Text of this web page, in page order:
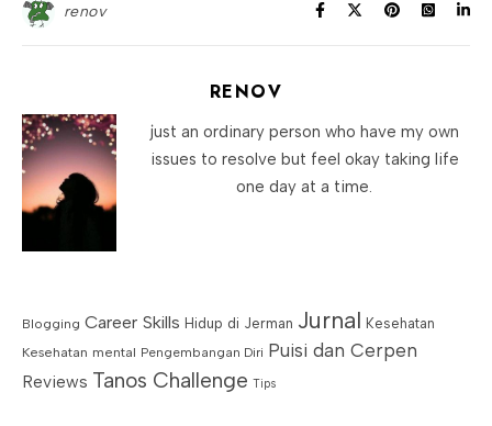
renov
RENOV
just an ordinary person who have my own
issues to resolve but feel okay taking life
one day at a time.
Blogging Career Skills Hidup di Jerman Jurnal Kesehatan
Kesehatan mental Pengembangan Diri Puisi dan Cerpen
Reviews Tanos Challenge Tips